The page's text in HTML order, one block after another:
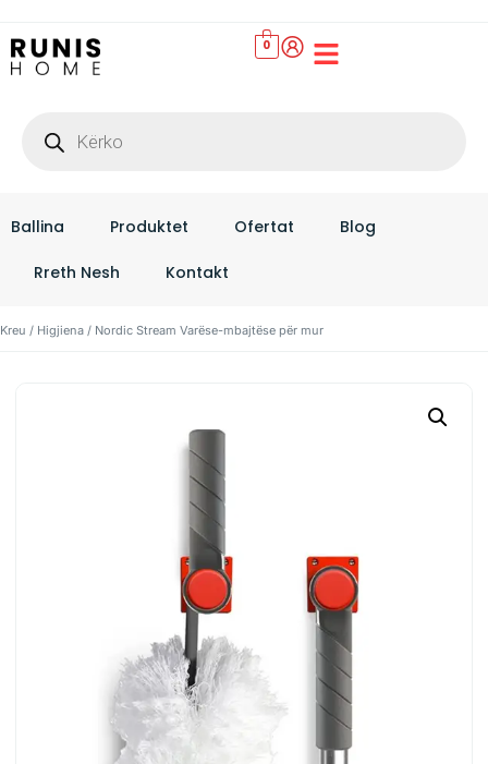
0
Ballina Produktet Ofertat Blog
Rreth Nesh Kontakt
Kreu / Higjiena / Nordic Stream Varëse-mbajtëse për mur